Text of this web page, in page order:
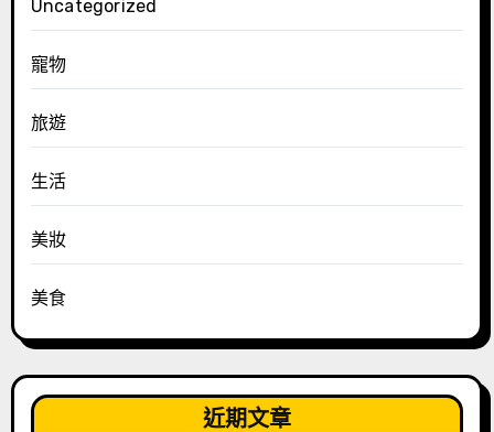
Uncategorized
寵物
旅遊
生活
美妝
美食
近期文章